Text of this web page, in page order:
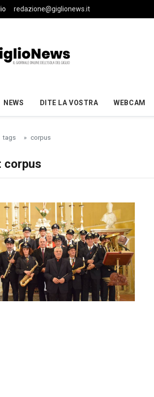
redazione@giglionews.it
NEWS DITE LA VOSTRA WEBCAM
tags corpus
corpus